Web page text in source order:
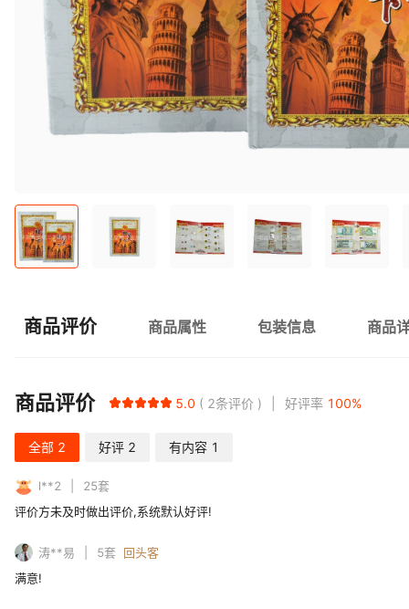
商品评价 商品属性 包装信息 商品
商品评价 5.0 2条评价 好评率 100%
全部 2 好评 2 有内容 1
l**2 25套
评价方未及时做出评价,系统默认好评!
涛**易 5套
回头客
满意!